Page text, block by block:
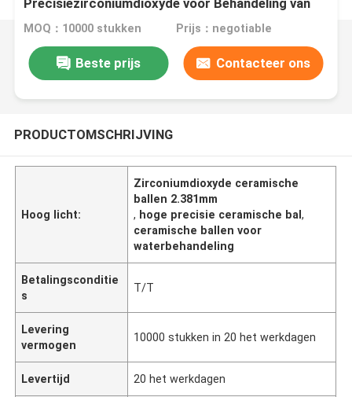
Precisiezirconiumdioxyde voor Behandeling van
het Installatieswater 2.381mm
MOQ：10000 stukken Prijs：negotiable
Beste prijs Contacteer ons
PRODUCTOMSCHRIJVING
Hoog licht:
Zirconiumdioxyde ceramische
ballen 2.381mm
, hoge precisie ceramische bal,
ceramische ballen voor
waterbehandeling
Betalingsconditie
s
T/T
Levering
vermogen
10000 stukken in 20 het werkdagen
Levertijd 20 het werkdagen